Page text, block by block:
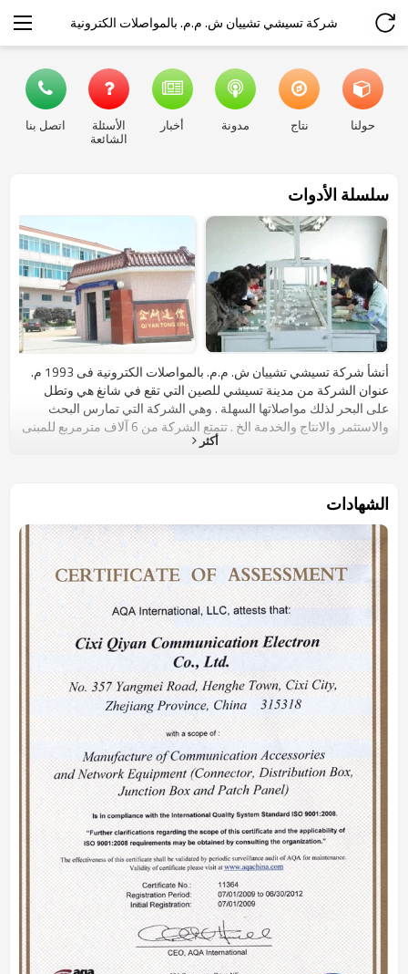
شركة تسيشي تشييان ش. م.م. بالمواصلات الكترونية
حولنا نتاج مدونة أخبار الأسئلة
الشائعة
اتصل بنا
سلسلة الأدوات
أنشأ شركة تسيشي تشييان ش. م.م. بالمواصلات الكترونية فى 1993 م.
عنوان الشركة من مدينة تسيشي للصين التي تقع في شانغ هي وتطل
على البحر لذلك مواصلاتها السهلة . وهي الشركة التي تمارس البحث
والاستثمر والانتاج والخدمة الخ . تتمتع الشركة من 6 آلاف مترمربع للمبنى
الورشة و من مأة الموظفون لمشتغل الادارة والتكنولوجيا من الدرجة
نمطية (الآلة في السلسلة المترابطة وحبل الاختبار وقاعدة الموصل
المواعق واجهز الوقاية الخ ) والمنتجات في السلسلة المترابطة (
معلومات الوحدة النمطية واللوحة الأمامية والموفق ولوحة المصاهر
والألياف الضوئية كذاب بطانة والواصلة ل الفئة 5 ، الفئة 5e ، والفئة 6 الخ
) . الشركة تبحث وتصنع المنتجات الجديدون من مجال منتجات الانترتن
والمواصلات الكترونية وفقا تطور معلومات الانترنت والمواصلات
الكترونية . تتمنى التعاون مع التاجر الرحال الجديد والقديم وفقا " الدرجة
الاولى من المستوى والخدمة والائتمان " .
أكثر
الشهادات